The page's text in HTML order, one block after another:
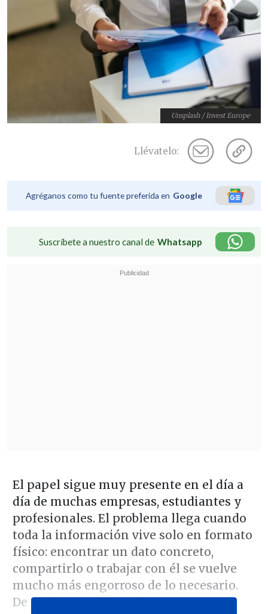
Unsplash / Invest Europe
Llévatelo:
Agréganos como tu fuente preferida en Google
Suscríbete a nuestro canal de Whatsapp
El papel sigue muy presente en el día a
día de muchas empresas, estudiantes y
profesionales. El problema llega cuando
toda la información vive solo en formato
físico: encontrar un dato concreto,
compartirlo o trabajar con él se vuelve
mucho más engorroso de lo necesario.
De ahí que pasar undocumento